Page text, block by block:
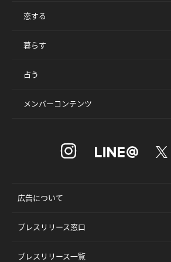
恋する
暮らす
占う
メンバーコンテンツ
広告について
プレスリリース窓口
プレスリリース一覧